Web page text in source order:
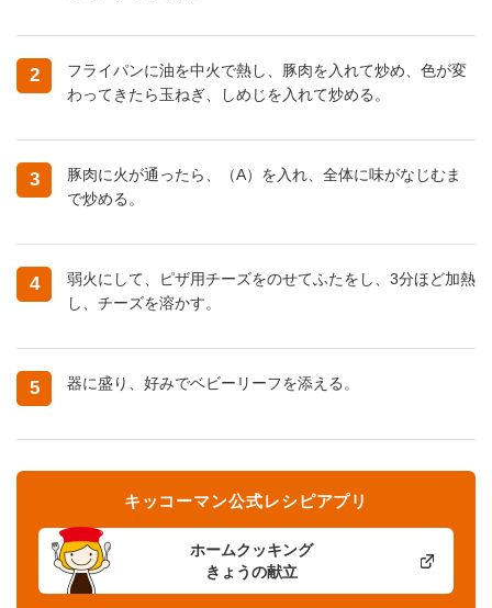
2
フライパンに油を中火で熱し、豚肉を入れて炒め、色が変
わってきたら玉ねぎ、しめじを入れて炒める。
3
豚肉に火が通ったら、（A）を入れ、全体に味がなじむま
で炒める。
4
弱火にして、ピザ用チーズをのせてふたをし、3分ほど加熱
し、チーズを溶かす。
5 器に盛り、好みでベビーリーフを添える。
ホームクッキング
きょうの献立
キッコーマン公式レシピアプリ